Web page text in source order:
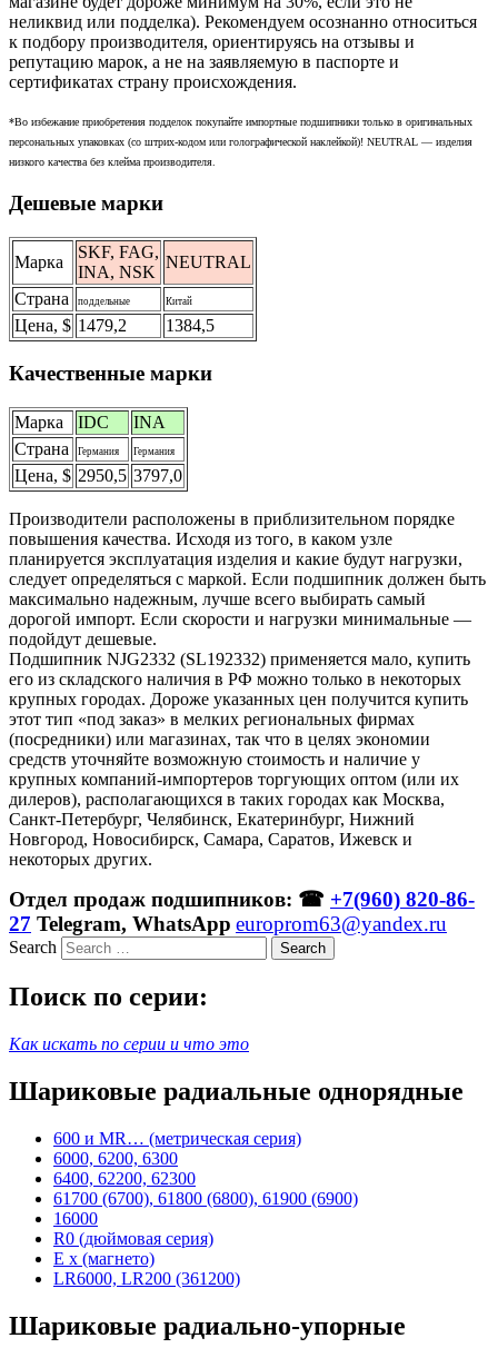
неликвид или подделка). Рекомендуем осознанно относиться
к подбору производителя, ориентируясь на отзывы и
репутацию марок, а не на заявляемую в паспорте и
сертификатах страну происхождения.
*Во избежание приобретения подделок покупайте импортные подшипники только в оригинальных
персональных упаковках (со штрих-кодом или голографической наклейкой)! NEUTRAL — изделия
низкого качества без клейма производителя.
Дешевые марки
Марка
SKF, FAG,
INA, NSK
NEUTRAL
Страна
поддельные Китай
Цена, $ 1479,2 1384,5
Качественные марки
Марка IDC
INA
Страна
Германия Германия
Цена, $ 2950,5 3797,0
Производители расположены в приблизительном порядке
повышения качества. Исходя из того, в каком узле
планируется эксплуатация изделия и какие будут нагрузки,
следует определяться с маркой. Если подшипник должен быть
максимально надежным, лучше всего выбирать самый
дорогой импорт. Если скорости и нагрузки минимальные —
подойдут дешевые.
Подшипник NJG2332 (SL192332) применяется мало, купить
его из складского наличия в РФ можно только в некоторых
крупных городах. Дороже указанных цен получится купить
этот тип «под заказ» в мелких региональных фирмах
(посредники) или магазинах, так что в целях экономии
средств уточняйте возможную стоимость и наличие у
крупных компаний-импортеров торгующих оптом (или их
дилеров), располагающихся в таких городах как Москва,
Санкт-Петербург, Челябинск, Екатеринбург, Нижний
Новгород, Новосибирск, Самара, Саратов, Ижевск и
некоторых других.
Отдел продаж подшипников: ☎ +7(960) 820-86-
27 Telegram, WhatsApp europrom63@yandex.ru
Search
Поиск по серии:
Как искать по серии и что это
Шариковые радиальные однорядные
600 и MR… (метрическая серия)
6000, 6200, 6300
6400, 62200, 62300
61700 (6700), 61800 (6800), 61900 (6900)
16000
R0 (дюймовая серия)
E x (магнето)
LR6000, LR200 (361200)
Шариковые радиально-упорные